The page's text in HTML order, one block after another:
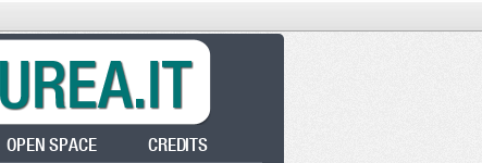
OPEN SPACE CREDITS